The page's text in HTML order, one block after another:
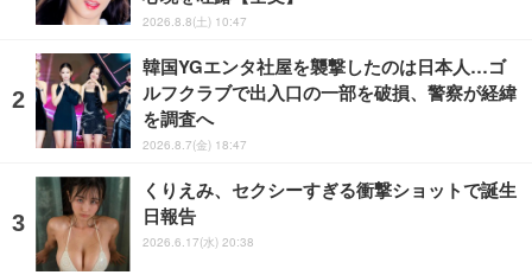
2026.8.8(土) 10:47
韓国YGエンタ社屋を襲撃したのは日本人…ゴ
ルフクラブで出入口の一部を破損、警察が経緯
を調査へ
2026.8.7(金) 18:47
くりえみ、セクシーすぎる衝撃ショットで誕生
日報告
2026.6.17(水) 20:38